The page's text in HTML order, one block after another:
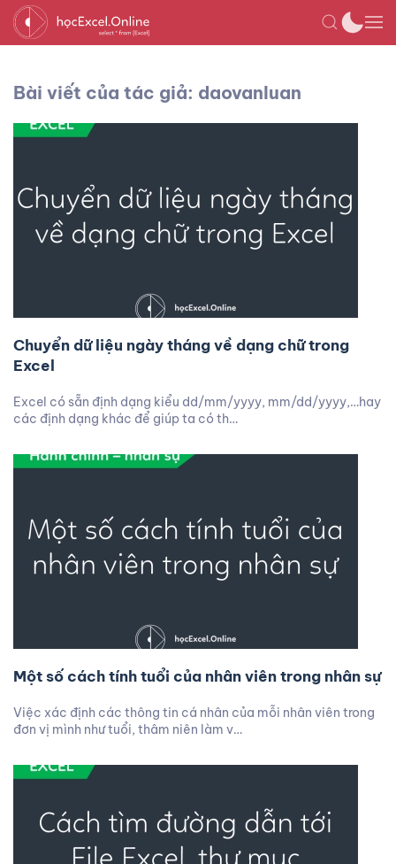
Bài viết của tác giả: daovanluan
Chuyển dữ liệu ngày tháng về dạng chữ trong
Excel
Excel có sẵn định dạng kiểu dd/mm/yyyy, mm/dd/yyyy,…hay
các định dạng khác để giúp ta có th…
Một số cách tính tuổi của nhân viên trong nhân sự
Việc xác định các thông tin cá nhân của mỗi nhân viên trong
đơn vị mình như tuổi, thâm niên làm v…